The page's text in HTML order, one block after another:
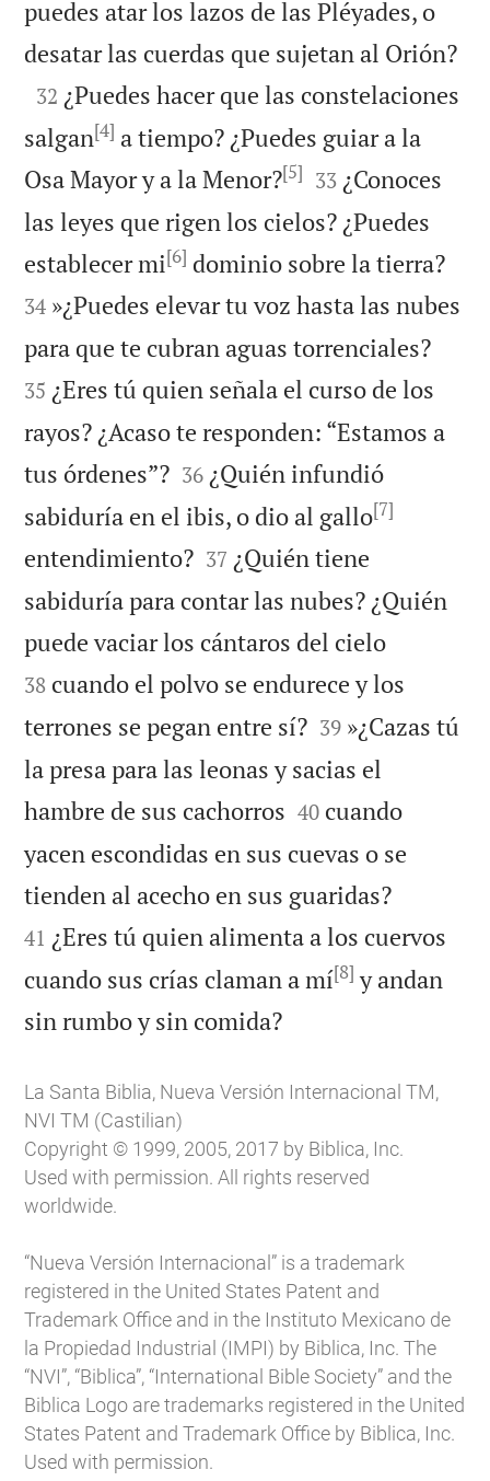
puedes atar los lazos de las Pléyades, o
desatar las cuerdas que sujetan al Orión?

32 ¿Puedes hacer que las constelaciones
salgan[4] a tiempo? ¿Puedes guiar a la
Osa Mayor y a la Menor?[5] 

33 ¿Conoces
las leyes que rigen los cielos? ¿Puedes
establecer mi[6] dominio sobre la tierra?
34 »¿Puedes elevar tu voz hasta las nubes
para que te cubran aguas torrenciales?
35 ¿Eres tú quien señala el curso de los
rayos? ¿Acaso te responden: “Estamos a
tus órdenes”?
36 ¿Quién infundió
sabiduría en el ibis, o dio al gallo[7]
entendimiento?
37 ¿Quién tiene
sabiduría para contar las nubes? ¿Quién
puede vaciar los cántaros del cielo
38 cuando el polvo se endurece y los
terrones se pegan entre sí?
39 »¿Cazas tú
la presa para las leonas y sacias el
hambre de sus cachorros 

40 cuando
yacen escondidas en sus cuevas o se
tienden al acecho en sus guaridas?
41 ¿Eres tú quien alimenta a los cuervos
cuando sus crías claman a mí[8] y andan
sin rumbo y sin comida?
La Santa Biblia, Nueva Versión Internacional TM,
NVI TM (Castilian)
Copyright © 1999, 2005, 2017 by Biblica, Inc.
Used with permission. All rights reserved
worldwide.
“Nueva Versión Internacional” is a trademark
registered in the United States Patent and
Trademark Office and in the Instituto Mexicano de
la Propiedad Industrial (IMPI) by Biblica, Inc. The
“NVI”, “Biblica”, “International Bible Society” and the
Biblica Logo are trademarks registered in the United
States Patent and Trademark Office by Biblica, Inc.
Used with permission.